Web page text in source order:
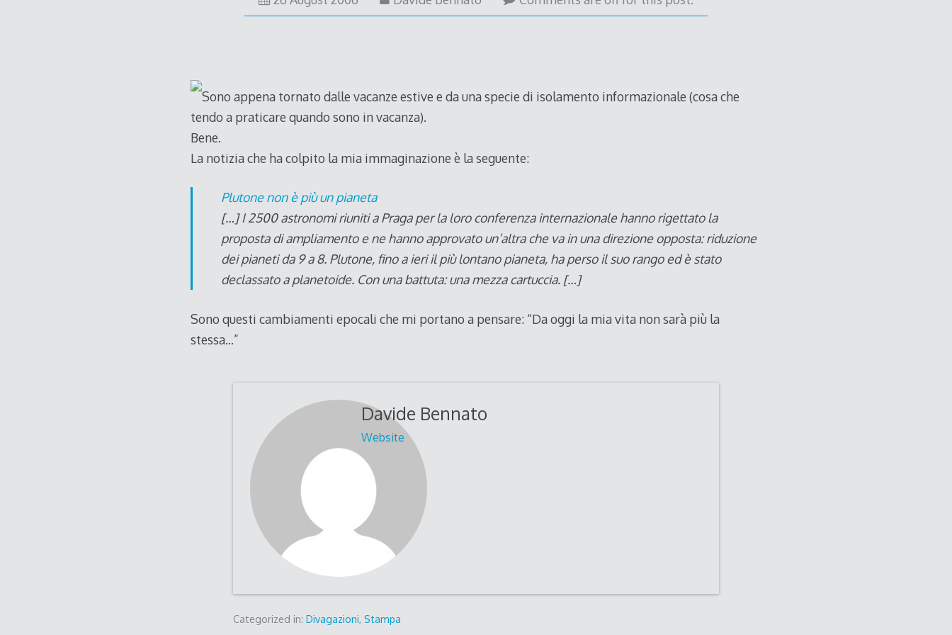
August
Sono appena tornato dalle vacanze estive e da una specie di isolamento informazionale (cosa che
tendo a praticare quando sono in vacanza).
Bene.
La notizia che ha colpito la mia immaginazione è la seguente:
Plutone non è più un pianeta
[…] I 2500 astronomi riuniti a Praga per la loro conferenza internazionale hanno rigettato la
proposta di ampliamento e ne hanno approvato un’altra che va in una direzione opposta: riduzione
dei pianeti da 9 a 8. Plutone, fino a ieri il più lontano pianeta, ha perso il suo rango ed è stato
declassato a planetoide. Con una battuta: una mezza cartuccia. […]
Sono questi cambiamenti epocali che mi portano a pensare: “Da oggi la mia vita non sarà più la
stessa…”
Davide Bennato
Website
Categorized in:Divagazioni,Stampa